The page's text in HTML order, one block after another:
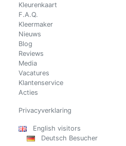
Kleurenkaart
F.A.Q.
Kleermaker
Nieuws
Blog
Reviews
Media
Vacatures
Klantenservice
Acties
Privacyverklaring
English visitors
Deutsch Besucher